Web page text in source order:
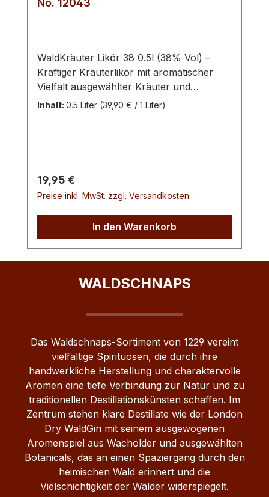
WaldKräuter Likör 38 0.5l (38% Vol) –
Kräftiger Kräuterlikör mit aromatischer
Vielfalt ausgewählter Kräuter und
Gewürze. Würzig, vollmundig und
Likör 38 der Schwechower Obstbrennerei
präsentiert sich ein aromatisch intensiver
Kräuterlikör mit norddeutschem
Charakter. Hergestellt in Mecklenburg-
ausgewählte Kräuter und Gewürze zu
abgestimmten Komposition. Bereits in der
Kräuteraromen mit feinen Gewürznoten.
aromatisch und zugleich angenehm rund.
Mit einem Alkoholgehalt von 38 % Vol.
besitzt er eine markante Struktur, bleibt
jedoch ausgewogen und harmonisch im
Geschmack. Kräftiges Kräuteraroma
Vielschichtige Gewürznoten Harmonisch
abgestimmte Süße Langer, würziger
Abgang Handwerkliche Herstellung Die
Herstellung erfolgt nach traditioneller
Brennkunst unter Verwendung
ausgewählter Kräuter und Gewürze.
Inhalt: 0.5 Liter (39,90 € / 1 Liter)
Regulärer Preis:
19,95 €
Preise inkl. MwSt. zzgl. Versandkosten
In den Warenkorb
WALDSCHNAPS
Das Waldschnaps‑Sortiment von 1229 vereint
vielfältige Spirituosen, die durch ihre
handwerkliche Herstellung und charaktervolle
Aromen eine tiefe Verbindung zur Natur und zu
traditionellen Destillationskünsten schaffen. Im
Zentrum stehen klare Destillate wie der London
Dry WaldGin mit seinem ausgewogenen
Aromenspiel aus Wacholder und ausgewählten
Botanicals, das an einen Spaziergang durch den
heimischen Wald erinnert und die
Vielschichtigkeit der Wälder widerspiegelt.